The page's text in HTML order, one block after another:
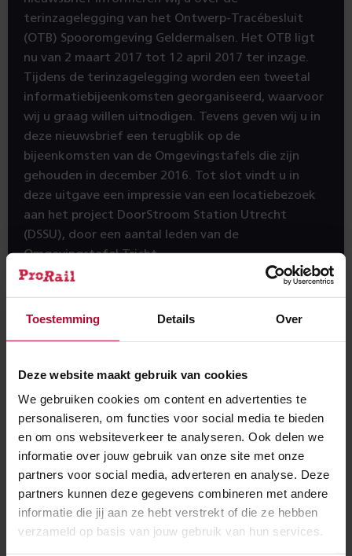
Toestemming Details Over
Deze website maakt gebruik van cookies
We gebruiken cookies om content en advertenties te
personaliseren, om functies voor social media te bieden
en om ons websiteverkeer te analyseren. Ook delen we
informatie over jouw gebruik van onze site met onze
partners voor social media, adverteren en analyse. Deze
partners kunnen deze gegevens combineren met andere
informatie die jij aan ze hebt verstrekt of die ze hebben
verzameld op basis van jouw gebruik van hun services.
terinzagelegging van het Ontwerp-Tracébesluit
(OTB) Spooromgeving Geldermalsen. Het OTB ligt
nu van 2 maart 2017 tot 12 april 2017 ter inzage.
Tijdens de terinzagelegging worden een tweetal
informatiebijeenkomsten georganiseerd, waarvoor
wij u graag willen uitnodigen. Tevens geven wij u in
deze nieuwsbrief een terugblik op de
bijeenkomsten van de Omgevingstafels die zijn
gehouden in december 2016. Tot slot vindt u in
deze uitgave een impressie van een locatiebezoek
aan het project DoorStroom Station Utrecht
(DSSU), door een aantal leden van de
Omgevingstafel Tricht.
Ontwerp-Tracébesluit ter inzage
Uitnodiging bewonersavond Ontwerp-Tracébesluit
Bijeenkomsten Omgevingstafels december 2016
Locatiebezoek Utrecht aan project DoorStroom
Station Utrecht (DSSU)